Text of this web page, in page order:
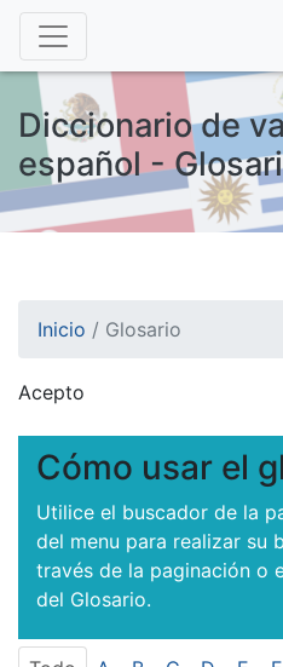
Diccionario de
español -
Inicio / Glosario
Acepto
Esto nos ayuda a
Cómo usar el
Utilice el buscador de la
del menu para realizar su
través de la paginación o
del Glosario.